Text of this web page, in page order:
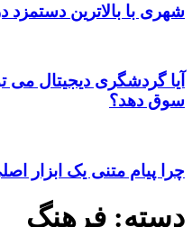
شهری با بالاترین دستمزد
آیا گردشگری دیجیتال می
سوق دهد؟
چرا پیام متنی یک ابزار
دسته: فرهنگ